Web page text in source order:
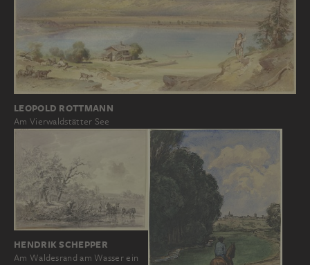
LEOPOLD ROTTMANN
Am Vierwaldstätter See
HENDRIK SCHEPPER
Am Waldesrand am Wasser ein